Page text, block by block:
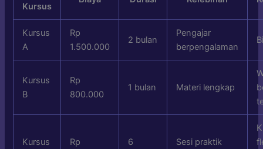
Kursus
Kursus
A
Rp
1.500.000
2 bulan
Pengajar
berpengalaman
Kursus
B
Rp
800.000
1 bulan Materi lengkap
Kursus Rp 6 Sesi praktik